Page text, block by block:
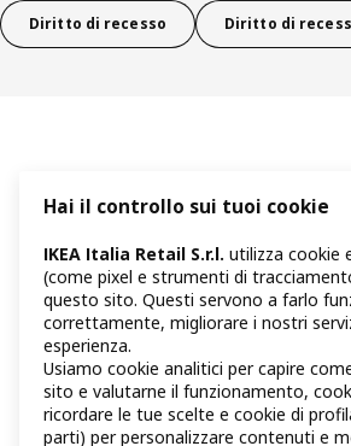
Diritto di recesso
Diritto di
Hai il controllo sui tuoi cookie
IKEA Italia Retail S.r.l. utilizza cookie
(come pixel e strumenti di
questo sito. Questi servono a farlo
correttamente, migliorare i nostri
esperienza.
Usiamo cookie analitici per capire
sito e valutarne il funzionamento,
ricordare le tue scelte e cookie di
parti) per personalizzare contenuti e